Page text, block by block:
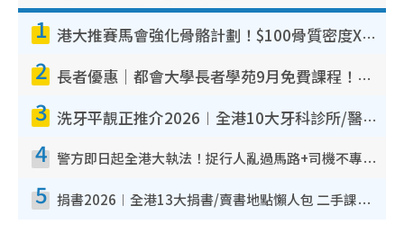
1 港大推賽馬會強化骨骼計劃！$100骨質密度X光檢查 完成免費運動訓練送超市禮券！附參加資格
2 長者優惠｜都會大學長者學苑9月免費課程！多媒體/微電影創作/網絡安全 附報名方法教學
3 洗牙平靚正推介2026︱全港10大牙科診所/醫院懶人包 夜診至8點/鎮靜潔牙/醫療券適用
4 警方即日起全港大執法！捉行人亂過馬路+司機不專注駕駛！亂過馬路罰$2000
5 捐書2026︱全港13大捐書/賣書地點懶人包 二手課本最高$150＋舊書換免費咖啡/戲票